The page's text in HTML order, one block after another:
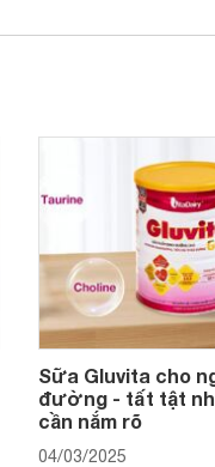
Sữa Gluvita cho
đường - tất tật
cần nắm rõ
04/03/2025